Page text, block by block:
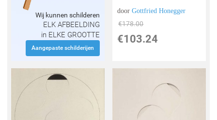
Wij kunnen schilderen
ELK AFBEELDING
in ELKE GROOTTE
Aangepaste schilderijen
doorGottfried Honegger
€178.00
€103.24